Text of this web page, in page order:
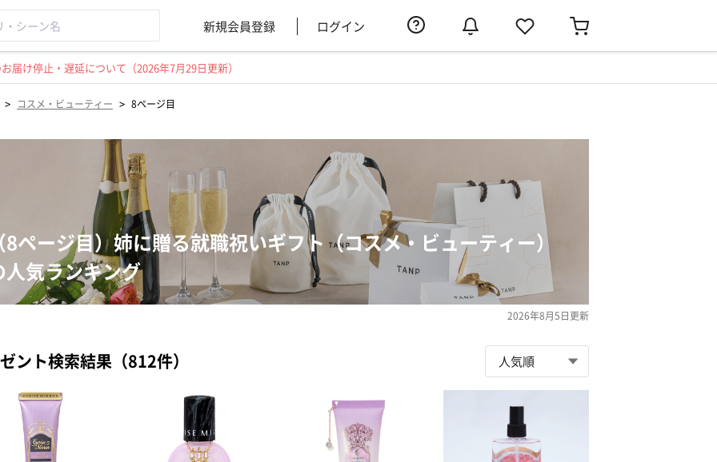
新規会員登録 ログイン
け停止・遅延について（2026年7月29日更新）
> コスメ・ビューティー > 8ページ目
8ページ目）姉に贈る就職祝いギフト（コスメ・ビューティー）
人気ランキング
2026年8月5日更新
ント検索結果（812件）